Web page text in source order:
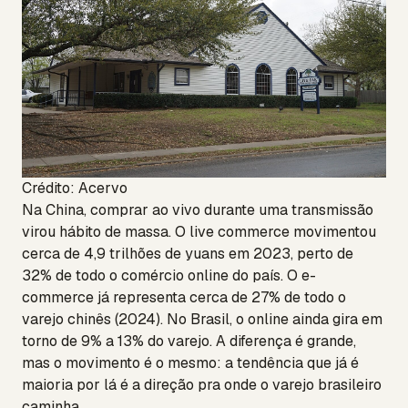
Crédito: Acervo
Na China, comprar ao vivo durante uma transmissão
virou hábito de massa. O live commerce movimentou
cerca de 4,9 trilhões de yuans em 2023, perto de
32% de todo o comércio online do país. O e-
commerce já representa cerca de 27% de todo o
varejo chinês (2024). No Brasil, o online ainda gira em
torno de 9% a 13% do varejo. A diferença é grande,
mas o movimento é o mesmo: a tendência que já é
maioria por lá é a direção pra onde o varejo brasileiro